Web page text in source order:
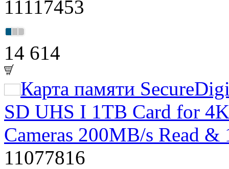
11117453
14 614
Карта памяти
SD UHS I 1TB Card for
Cameras 200MB/s Read
11077816